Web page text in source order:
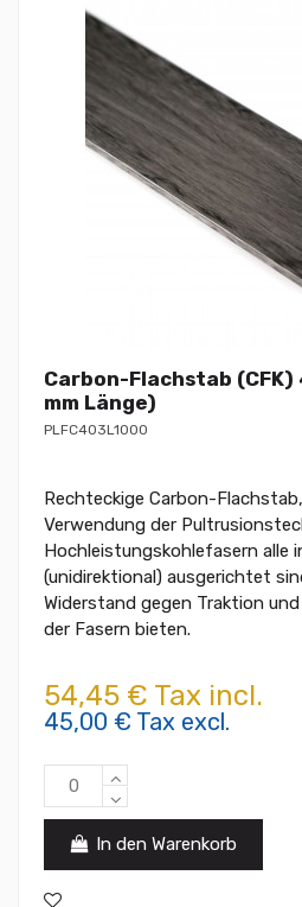
Carbon-Flachstab (CFK)
mm Länge)
PLFC403L1000
Rechteckige Carbon-
Verwendung der
Hochleistungskohlefasern alle
(unidirektional) ausgerichtet
Widerstand gegen Traktion
der Fasern bieten.
54,45 € Tax incl.
45,00 € Tax excl.
In den Warenkorb